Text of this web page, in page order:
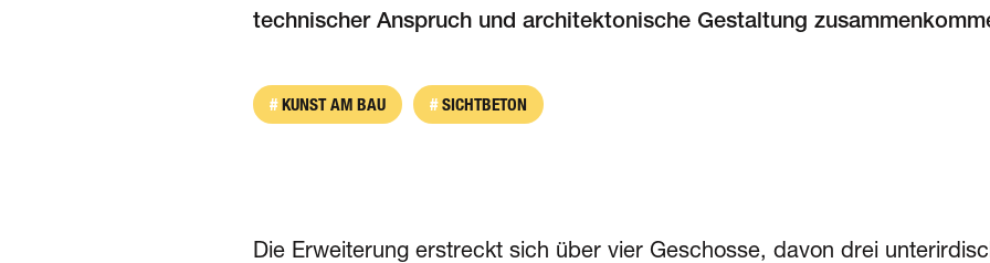
technischer Anspruch und architektonische Gestaltung
KUNST AM BAU SICHTBETON
Die Erweiterung erstreckt sich über vier Geschosse, davon drei